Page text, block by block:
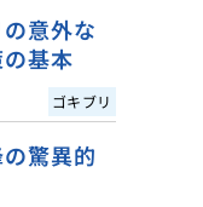
意外な
基本
ゴキブリ
驚異的